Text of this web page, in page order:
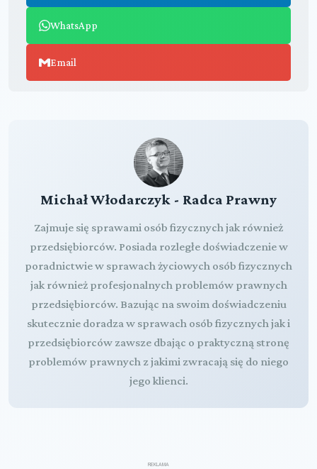
WhatsApp
Email
Michał Włodarczyk - Radca Prawny
Zajmuje się sprawami osób fizycznych jak również
przedsiębiorców. Posiada rozległe doświadczenie w
poradnictwie w sprawach życiowych osób fizycznych
jak również profesjonalnych problemów prawnych
przedsiębiorców. Bazując na swoim doświadczeniu
skutecznie doradza w sprawach osób fizycznych jak i
przedsiębiorców zawsze dbając o praktyczną stronę
problemów prawnych z jakimi zwracają się do niego
jego klienci.
REKLAMA